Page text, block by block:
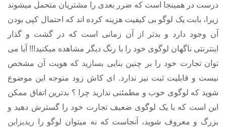
درست در همینجا است که ضرر بعدی را مشتریان متحمل میشوند
زیرا، بابت یک لوگو بی کیفیت هزینه کرده اند که احتمال کپی بودن
آن وجود دارد و بدتر از آن زمانی است که در گشت و گذار
اینترنتی ناگهان لوگوی خود را با رنگ دیگر مشاهده میکنید!!! آیا می
توان تجارت خود را بر چنین بنایی بسازید که هویت آن مشخص
نیست و قابلیت ثبت نیز ندارد. ای کاش زود متوجه این موضوع
شوید که لوگوی خوب و مطمئنی ندارید چرا ؟ بدترین اتفاق ممکن
این است که با یک لوگوی ضعیف تجارت خود را گسترش دهید و
بزرگ و معروف شوید، آنجاست که نه میتوان لوگو را ریدیزاین